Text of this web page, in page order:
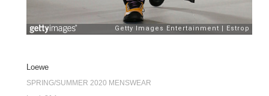
Loewe
SPRING/SUMMER 2020 MENSWEAR